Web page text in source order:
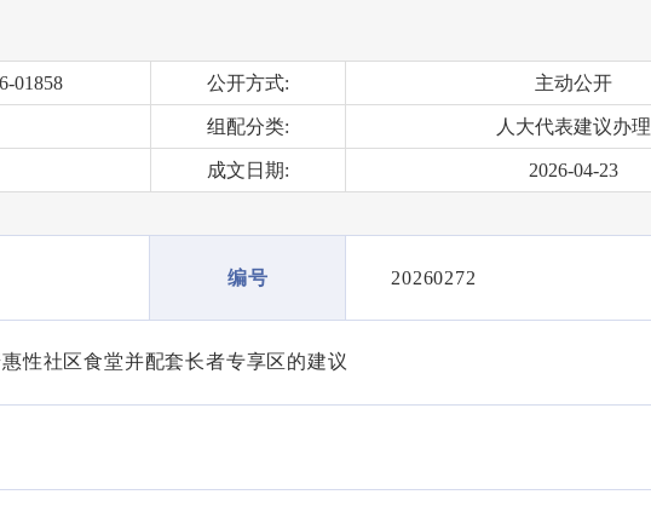
01858 公开方式: 主动公开
组配分类: 人大代表建议办理
成文日期: 2026-04-23
编号 20260272
性社区食堂并配套长者专享区的建议